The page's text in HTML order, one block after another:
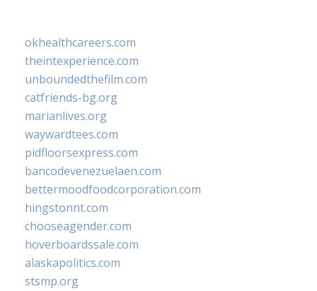
okhealthcareers.com
theintexperience.com
unboundedthefilm.com
catfriends-bg.org
marianlives.org
waywardtees.com
pidfloorsexpress.com
bancodevenezuelaen.com
bettermoodfoodcorporation.com
hingstonnt.com
chooseagender.com
hoverboardssale.com
alaskapolitics.com
stsmp.org